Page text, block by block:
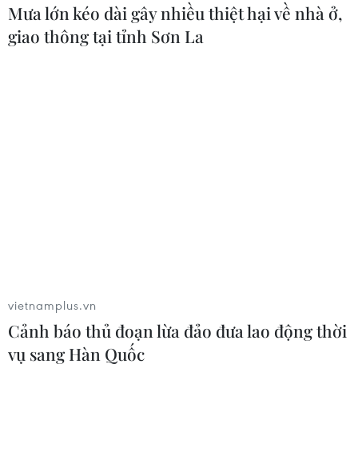
Mưa lớn kéo dài gây nhiều thiệt hại về nhà ở,
giao thông tại tỉnh Sơn La
vietnamplus.vn
Cảnh báo thủ đoạn lừa đảo đưa lao động thời
vụ sang Hàn Quốc